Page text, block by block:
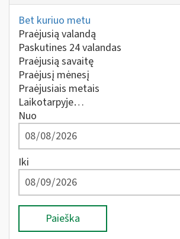
Bet kuriuo metu
Praėjusią valandą
Paskutines 24 valandas
Praėjusią savaitę
Praėjusį mėnesį
Praėjusiais metais
Laikotarpyje…
Nuo
Iki
Paieška